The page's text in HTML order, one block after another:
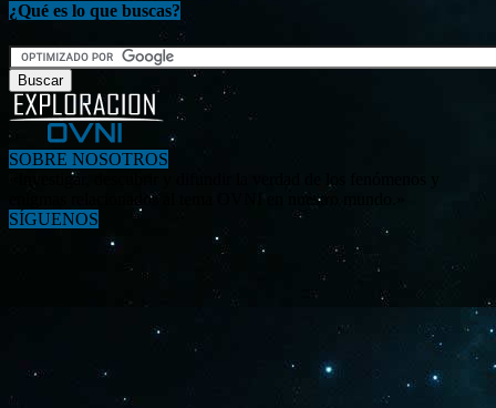
¿Qué es lo que buscas?
SOBRE NOSOTROS
«Investigar, descubrir y difundir la verdad de los fenómenos y
enigmas relacionados al tema OVNI en nuestro mundo.»
SÍGUENOS